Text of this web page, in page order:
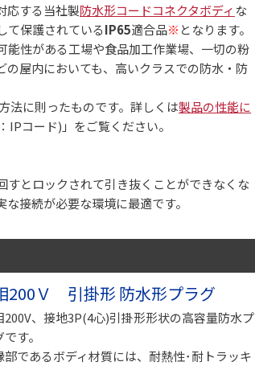
応する当社製防水形コードコネクタボディ な
て保護されているIP65適合品※ となります。
性がある工場や食品加工作業場、一切の粉
屋内においても、高いクラスでの防水・防
法に則ったものです。詳しくは製品の性能に
コード)」をご覧ください。
すとロックされて引き抜くことができなくな
接続が必要な環境に最適です。
200Ｖ 引掛形 防水形プラグ
200V、接地3P(4心)引掛形形状の高容量防水プ
す。
部であるボディ材質には、耐熱性･耐トラッキ